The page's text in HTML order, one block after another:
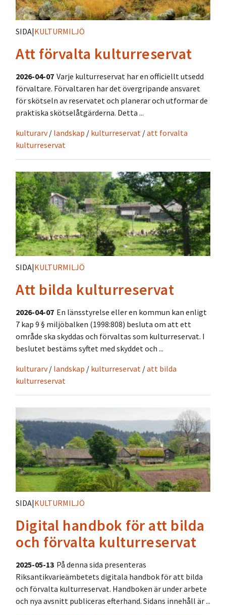
SIDA|KULTURMILJÖ
Att förvalta kulturreservat
2026-04-07 Varje kulturreservat har en officiellt utsedd
förvaltare. Förvaltaren har det övergripande ansvaret
för skötseln av reservatet och planerar och utformar de
praktiska skötselåtgärderna. Detta ...
kulturarv / landskap / kulturreservat /att forvalta
kulturreservat
SIDA|KULTURMILJÖ
Att bilda kulturreservat
2026-04-07 En länsstyrelse eller en kommun kan enligt
7 kap 9 § miljöbalken (1998:808) besluta om att ett
område ska skyddas och förvaltas som kulturreservat. I
beslutet bestäms syftet med skyddet och ...
kulturarv / landskap / kulturreservat /att bilda
kulturreservat
SIDA|KULTURMILJÖ
Digital handbok för att bilda
och förvalta kulturreservat
2025-05-13 På denna sida presenteras
Riksantikvarieämbetets digitala handbok för att bilda
och förvalta kulturreservat. Handboken är under arbete
och nya avsnitt publiceras efterhand. Sidans innehåll är ...